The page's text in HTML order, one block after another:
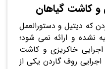
و کاشت گیاهان
که دیتیل و دستورالعمل
نشده و ارائه نمی شود؛
خاکریزی و کاشت
روف گاردن یکی از